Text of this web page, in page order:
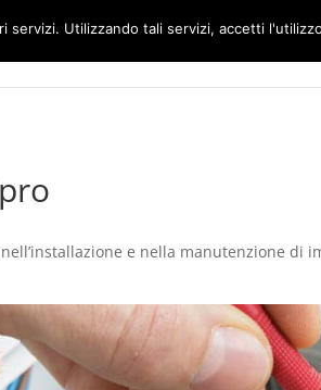
Home
e nella manutenzione
servizi. Utilizzando tali servizi, accetti